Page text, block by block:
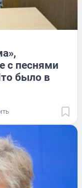
с песнями
было в